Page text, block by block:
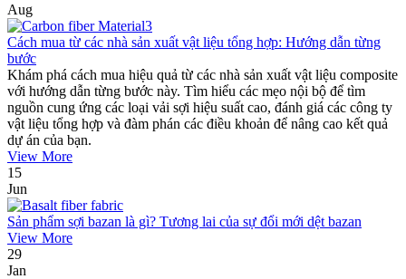
Aug
Cách mua từ các nhà sản xuất vật liệu tổng hợp: Hướng dẫn từng
bước
Khám phá cách mua hiệu quả từ các nhà sản xuất vật liệu composite
với hướng dẫn từng bước này. Tìm hiểu các mẹo nội bộ để tìm
nguồn cung ứng các loại vải sợi hiệu suất cao, đánh giá các công ty
vật liệu tổng hợp và đàm phán các điều khoản để nâng cao kết quả
dự án của bạn.
View More
15
Jun
Sản phẩm sợi bazan là gì? Tương lai của sự đổi mới dệt bazan
View More
29
Jan